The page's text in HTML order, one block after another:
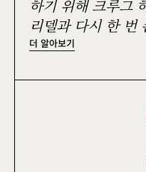
리델과 다시 한
더 알아보기